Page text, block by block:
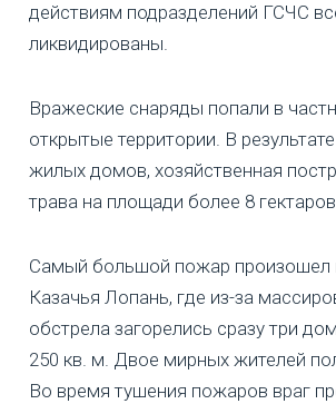
действиям подразделений ГСЧС
ликвидированы.
Вражеские снаряды попали в
открытые территории. В
жилых домов, хозяйственная
трава на площади более 8
Самый большой пожар произошел
Казачья Лопань, где из-за
обстрела загорелись сразу три
250 кв. м. Двое мирных жителей
Во время тушения пожаров враг